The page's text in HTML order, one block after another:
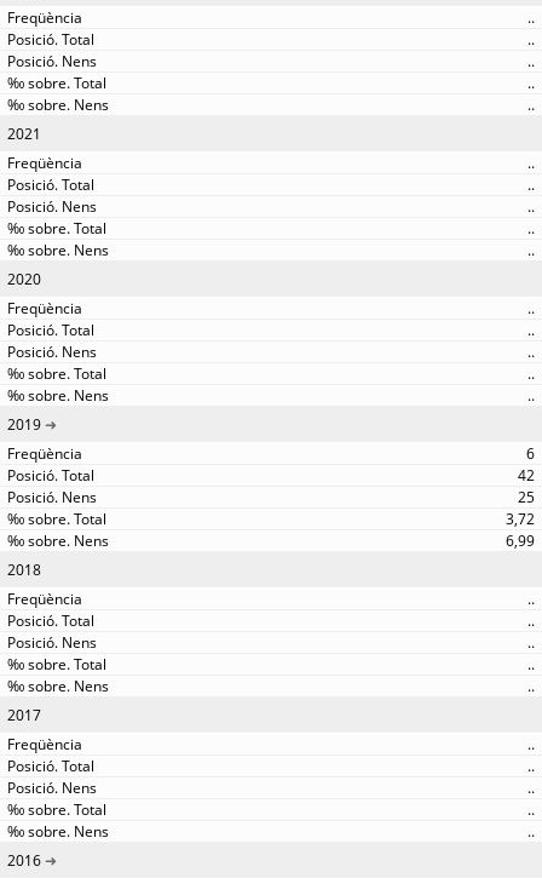
..
..
..
..
..
2021
..
..
..
..
..
2020
..
..
..
..
..
2019
6
42
25
3,72
6,99
2018
..
..
..
..
..
2017
..
..
..
..
..
2016